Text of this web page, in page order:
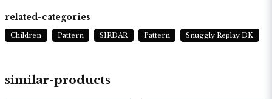
similar-products
related-categories
Children Pattern SIRDAR Pattern Snuggly Replay DK